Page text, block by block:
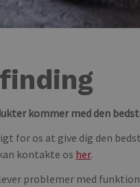
kommer med den
for os at give dig den
kontakte os her.
problemer med